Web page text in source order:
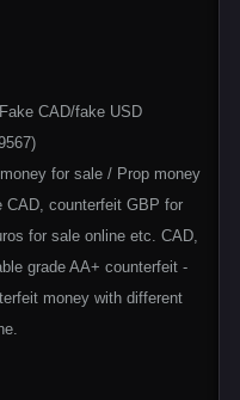
CAD/fake USD
for sale / Prop money
counterfeit GBP for
for sale online etc. CAD,
grade AA+ counterfeit -
money with different